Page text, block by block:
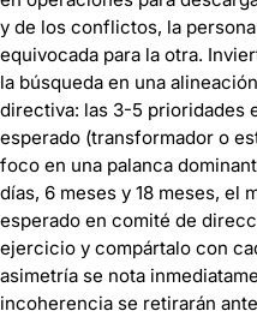
y de los conflictos, la
equivocada para la otra.
la búsqueda en una
directiva: las 3-5 prioridades
esperado (transformador o
foco en una palanca
días, 6 meses y 18 meses, el
esperado en comité de
ejercicio y compártalo con
asimetría se nota
incoherencia se retirarán